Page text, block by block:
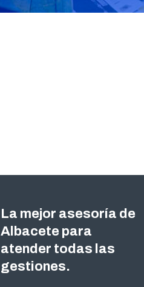
La mejor asesoría de
Albacete para
atender todas las
gestiones.